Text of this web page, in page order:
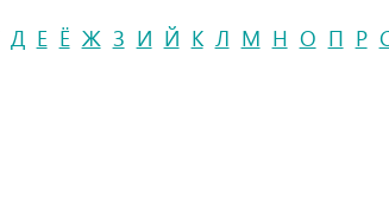
Д Е Ё Ж З И Й К Л М Н О П Р